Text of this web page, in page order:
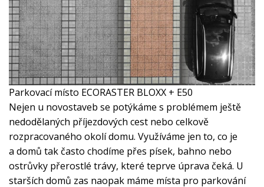
Parkovací místo ECORASTER BLOXX + E50
Nejen u novostaveb se potýkáme s problémem ještě
nedodělaných příjezdových cest nebo celkově
rozpracovaného okolí domu. Využíváme jen to, co je
a domů tak často chodíme přes písek, bahno nebo
ostrůvky přerostlé trávy, které teprve úprava čeká. U
starších domů zas naopak máme místa pro parkování